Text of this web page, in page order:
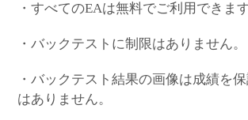
・すべてのEAは無料でご利用できます
・バックテストに制限はありません。
・バックテスト結果の画像は成績を
はありません。